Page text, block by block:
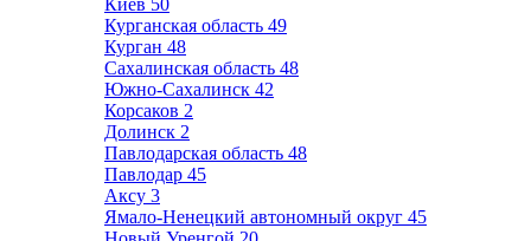
Киев 50
Курганская область 49
Курган 48
Сахалинская область 48
Южно-Сахалинск 42
Корсаков 2
Долинск 2
Павлодарская область 48
Павлодар 45
Аксу 3
Ямало-Ненецкий автономный округ 45